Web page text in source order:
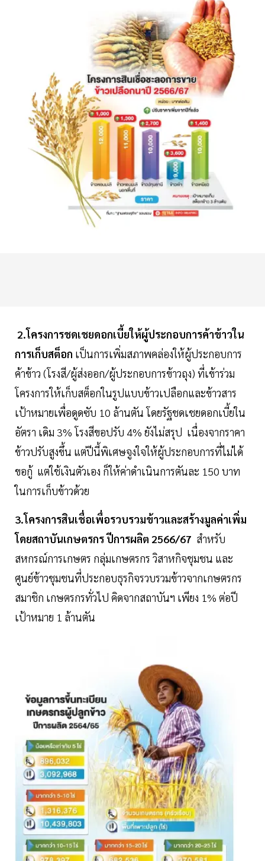
2.โครงการชดเชยดอกเบี้ยให้ผู้ประกอบการค้าข้าวใน
การเก็บสต็อก เป็นการเพิ่มสภาพคล่องให้ผู้ประกอบการ
ค้าข้าว (โรงสี/ผู้ส่งออก/ผู้ประกอบการข้าวถุง) ที่เข้าร่วม
โครงการให้เก็บสต็อกในรูปแบบข้าวเปลือกและข้าวสาร
เป้าหมายเพื่อดูดซับ 10 ล้านตัน โดยรัฐชดเชยดอกเบี้ยใน
อัตรา เดิม 3% โรงสีขอปรับ 4% ยังไม่สรุป เนื่องจากราคา
ข้าวปรับสูงขึ้น แต่ปีนี้พิเศษจูงใจให้ผู้ประกอบการที่ไม่ได้
ขอกู้ แต่ใช้เงินตัวเอง ก็ให้ค่าดำเนินการตันละ 150 บาท
ในการเก็บข้าวด้วย
3.โครงการสินเชื่อเพื่อรวบรวมข้าวและสร้างมูลค่าเพิ่ม
โดยสถาบันเกษตรกร ปีการผลิต 2566/67 สำหรับ
สหกรณ์การเกษตร กลุ่มเกษตรกร วิสาหกิจชุมชน และ
ศูนย์ข้าวชุมชนที่ประกอบธุรกิจรวบรวมข้าวจากเกษตรกร
สมาชิก เกษตรกรทั่วไป คิดจากสถาบันฯ เพียง 1% ต่อปี
เป้าหมาย 1 ล้านตัน